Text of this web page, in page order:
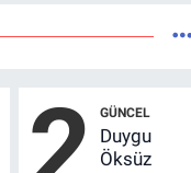
GÜNCEL
Duygu
Öksüz